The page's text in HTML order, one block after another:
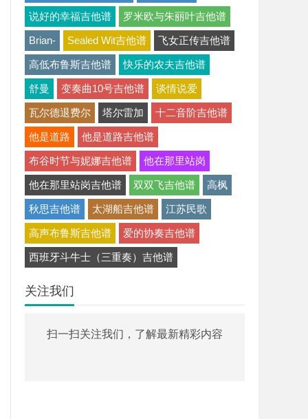
说好的幸福吉他谱 罗米欧与朱丽叶吉他谱
Brian- Sealed Wit吉他谱 飞女正传吉他谱
高低布鲁斯吉他谱 快乐的农夫吉他谱
舒曼 变奏曲10号吉他谱 谈情说爱
瓦尔德退费尔 塔尔雷加 十二音阶吉他谱
他是道路 他是道路吉他谱
布谷时节与妮娜吉他谱 他在那里站岗
他在那里站岗吉他谱 双双飞吉他谱 高枫
秋思吉他谱 太湖船吉他谱 江苏民歌
高声布鲁斯吉他谱 爱的协奏吉他谱
西班牙斗牛士（三重奏）吉他谱
关注我们
扫一扫关注我们，了解最新精彩内容